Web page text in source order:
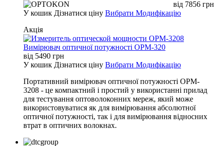
від 7856 грн
У кошик Дізнатися ціну Вибрати Модифікацію
Акція
Вимірювач оптичної потужності OPM-320
від 5490 грн
У кошик Дізнатися ціну Вибрати Модифікацію
Портативний вимірювач оптичної потужності OPM-
3208 - це компактний і простий у використанні прилад
для тестування оптоволоконних мереж, який може
використовуватися як для вимірювання абсолютної
оптичної потужності, так і для вимірювання відносних
втрат в оптичних волокнах.